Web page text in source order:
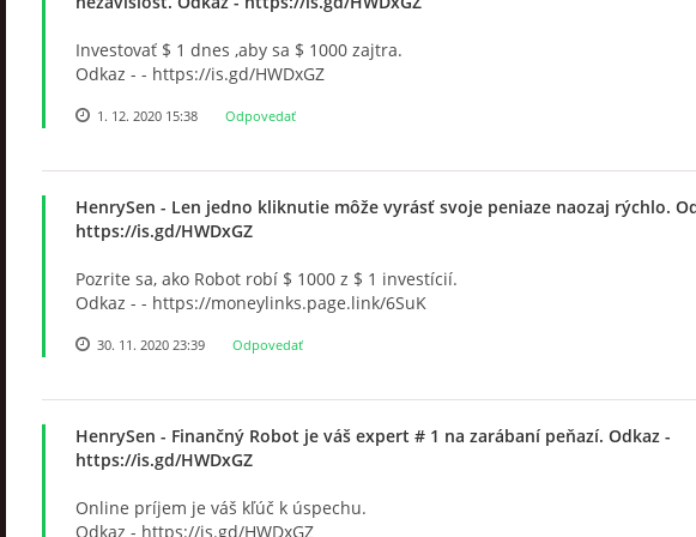
Investovať $ 1 dnes ,aby sa $ 1000 zajtra.
Odkaz - - https://is.gd/HWDxGZ
1. 12. 2020 15:38 Odpovedať
HenrySen - Len jedno kliknutie môže vyrásť svoje peniaze naozaj rýchlo.
https://is.gd/HWDxGZ
Pozrite sa, ako Robot robí $ 1000 z $ 1 investícií.
Odkaz - - https://moneylinks.page.link/6SuK
30. 11. 2020 23:39 Odpovedať
HenrySen - Finančný Robot je váš expert # 1 na zarábaní peňazí. Odkaz -
https://is.gd/HWDxGZ
Online príjem je váš kľúč k úspechu.
Odkaz - https://is.gd/HWDxGZ